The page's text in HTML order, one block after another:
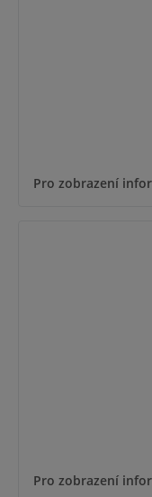
Pro zobrazení
Pro zobrazení